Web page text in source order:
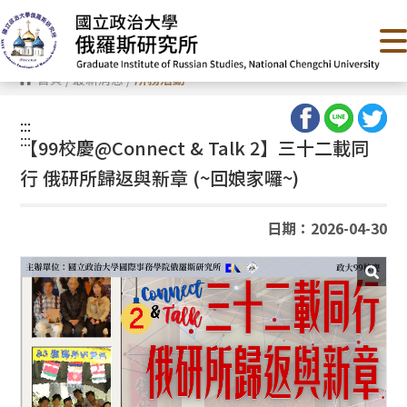
跳
到
主
要
內
容 首頁/最新消息/所務活動
:::
:::
【99校慶@Connect & Talk 2】 三十二載同
行 俄研所歸返與新章 (~回娘家囉~)
日期：2026-04-30